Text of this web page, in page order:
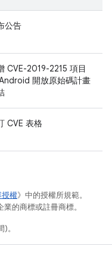
公告
CVE-2019-2215 項目
開放原始碼計畫
CVE 表格
授權》中的授權所規範。
的商標或註冊商標。
。